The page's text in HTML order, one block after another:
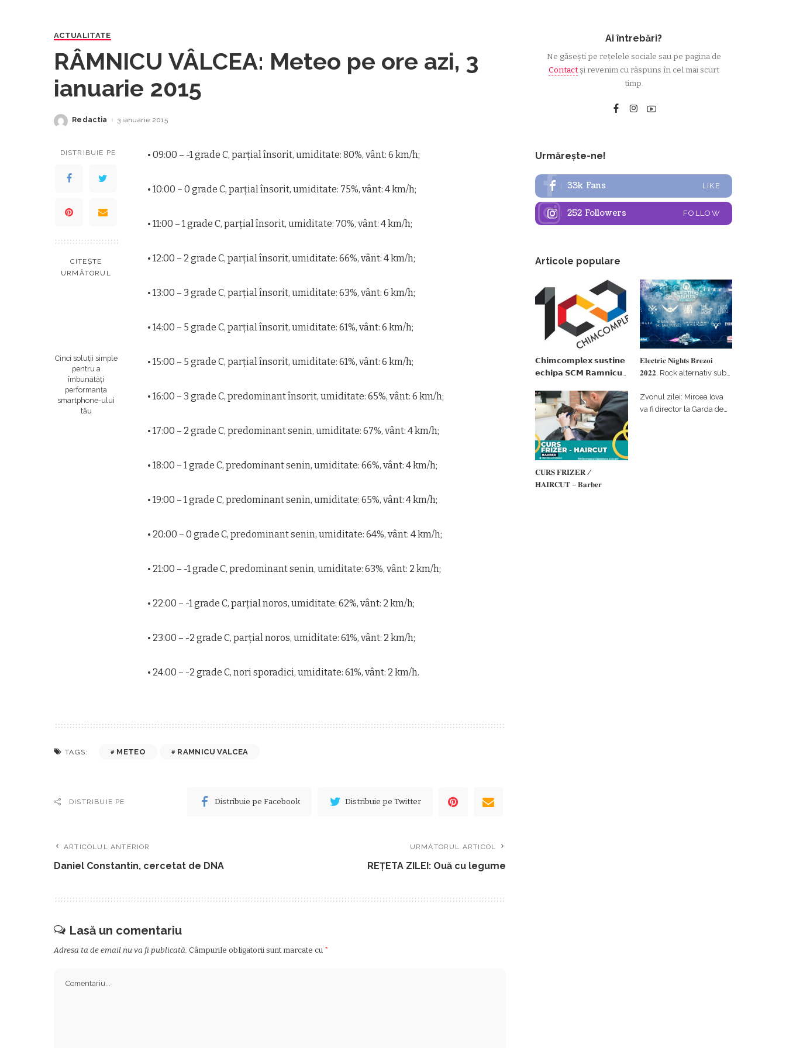
ACTUALITATE
RÂMNICU VÂLCEA: Meteo pe ore azi, 3
ianuarie 2015
Posted
Redactia 3 ianuarie 2015
DISTRIBUIE PE
CITEȘTE
URMĂTORUL
Cinci soluții simple
pentru a
îmbunătăți
performanța
smartphone-ului
tău
• 09:00 – -1 grade C, parţial însorit, umiditate: 80%, vânt: 6 km/h;
• 10:00 – 0 grade C, parţial însorit, umiditate: 75%, vânt: 4 km/h;
• 11:00 – 1 grade C, parţial însorit, umiditate: 70%, vânt: 4 km/h;
• 12:00 – 2 grade C, parţial însorit, umiditate: 66%, vânt: 4 km/h;
• 13:00 – 3 grade C, parţial însorit, umiditate: 63%, vânt: 6 km/h;
• 14:00 – 5 grade C, parţial însorit, umiditate: 61%, vânt: 6 km/h;
• 15:00 – 5 grade C, parţial însorit, umiditate: 61%, vânt: 6 km/h;
• 16:00 – 3 grade C, predominant însorit, umiditate: 65%, vânt: 6 km/h;
• 17:00 – 2 grade C, predominant senin, umiditate: 67%, vânt: 4 km/h;
• 18:00 – 1 grade C, predominant senin, umiditate: 66%, vânt: 4 km/h;
• 19:00 – 1 grade C, predominant senin, umiditate: 65%, vânt: 4 km/h;
• 20:00 – 0 grade C, predominant senin, umiditate: 64%, vânt: 4 km/h;
• 21:00 – -1 grade C, predominant senin, umiditate: 63%, vânt: 2 km/h;
• 22:00 – -1 grade C, parţial noros, umiditate: 62%, vânt: 2 km/h;
• 23:00 – -2 grade C, parţial noros, umiditate: 61%, vânt: 2 km/h;
• 24:00 – -2 grade C, nori sporadici, umiditate: 61%, vânt: 2 km/h.
TAGS: METEO RAMNICU VALCEA
DISTRIBUIE PE Distribuie pe Facebook Distribuie pe Twitter
ARTICOLUL ANTERIOR
Daniel Constantin, cercetat de DNA
URMĂTORUL ARTICOL
REŢETA ZILEI: Ouă cu legume
Lasă un comentariu
Adresa ta de email nu va fi publicată. Câmpurile obligatorii sunt marcate cu *
Ai întrebări?
Ne găsești pe rețelele sociale sau pe pagina de
Contactși revenim cu răspuns în cel mai scurt
timp.
Urmărește-ne!
33k Fans LIKE
252 Followers FOLLOW
Articole populare
𝗖𝗵𝗶𝗺𝗰𝗼𝗺𝗽𝗹𝗲𝘅 𝘀𝘂𝘀𝘁𝗶𝗻𝗲
𝗲𝗰𝗵𝗶𝗽𝗮 𝗦𝗖𝗠 𝗥𝗮𝗺𝗻𝗶𝗰𝘂
𝗽𝗮𝗿𝘁𝗲𝗻𝗲𝗿 𝗳𝗶𝗻𝗮𝗻𝘁𝗮𝘁𝗼𝗿
𝐄𝐥𝐞𝐜𝐭𝐫𝐢𝐜 𝐍𝐢𝐠𝐡𝐭𝐬 𝐁𝐫𝐞𝐳𝐨𝐢
𝟐𝟎𝟐𝟐. Rock alternativ sub
#𝐁𝐫𝐞𝐳𝐨𝐢𝐮𝐥𝐋𝐮𝐦𝐢𝐢
𝐂𝐔𝐑𝐒 𝐅𝐑𝐈𝐙𝐄𝐑 /
𝐇𝐀𝐈𝐑𝐂𝐔𝐓 – 𝐁𝐚𝐫𝐛𝐞𝐫
Zvonul zilei: Mircea Iova
va fi director la Garda de